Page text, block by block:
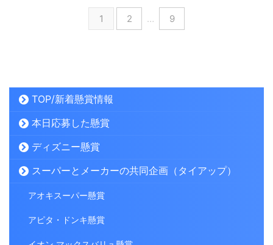
1 2 … 9
TOP/新着懸賞情報
本日応募した懸賞
ディズニー懸賞
スーパーとメーカーの共同企画（タイアップ）
アオキスーパー懸賞
アピタ・ドンキ懸賞